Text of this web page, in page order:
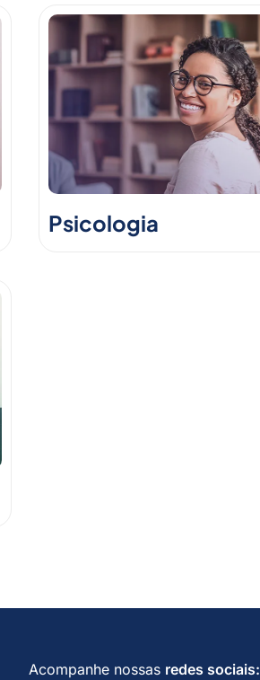
Psicologia
Acompanhe nossas redes sociais: